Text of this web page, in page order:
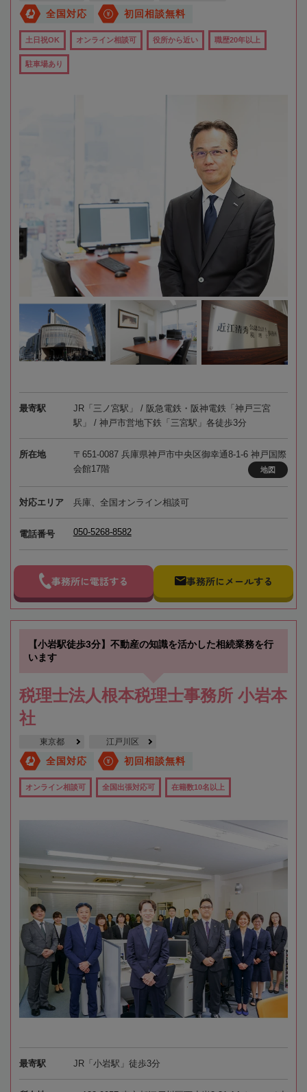
全国対応 初回相談無料
土日祝OK オンライン相談可 役所から近い 職歴20年以上
駐車場あり
最寄駅
JR「三ノ宮駅」 / 阪急電鉄・阪神電鉄「神戸三宮
駅」 / 神戸市営地下鉄「三宮駅」各徒歩3分
所在地
〒651-0087 兵庫県神戸市中央区御幸通8-1-6 神戸国際
会館17階
地図
対応エリア 兵庫、全国オンライン相談可
電話番号 050-5268-8582
事務所に電話する 事務所にメールする
【小岩駅徒歩3分】不動産の知識を活かした相続業務を行
います
税理士法人根本税理士事務所 小岩本
社
東京都 江戸川区
全国対応 初回相談無料
オンライン相談可 全国出張対応可 在籍数10名以上
最寄駅 JR「小岩駅」徒歩3分